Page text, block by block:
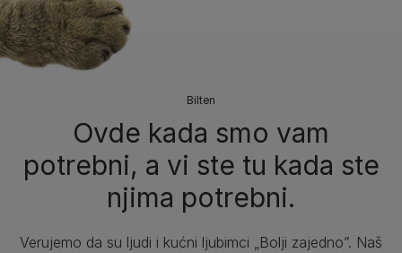
Bilten​
Ovde kada smo vam
potrebni, a vi ste tu kada ste
njima potrebni.
Verujemo da su ljudi i kućni ljubimci „Bolji zajedno”. Naš